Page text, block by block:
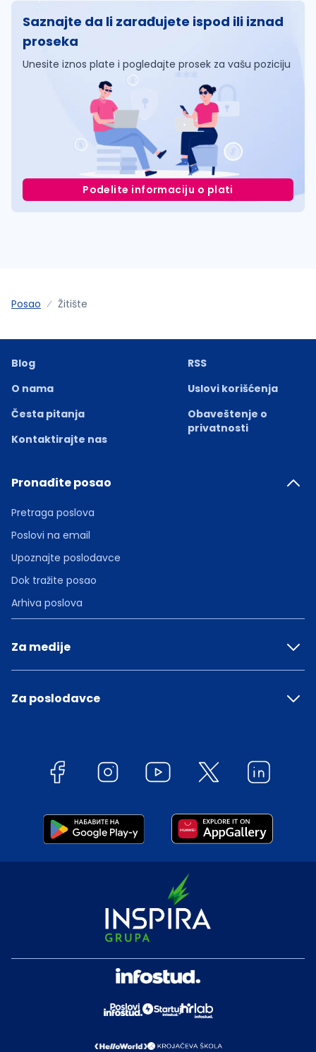
Saznajte da li zarađujete ispod ili iznad
proseka
Unesite iznos plate i pogledajte prosek za vašu poziciju
Podelite informaciju o plati
Posao Žitište
Blog
O nama
Česta pitanja
Kontaktirajte nas
RSS
Uslovi korišćenja
Obaveštenje o
privatnosti
Pronađite posao
Pretraga poslova
Poslovi na email
Upoznajte poslodavce
Dok tražite posao
Arhiva poslova
Za medije
Za poslodavce